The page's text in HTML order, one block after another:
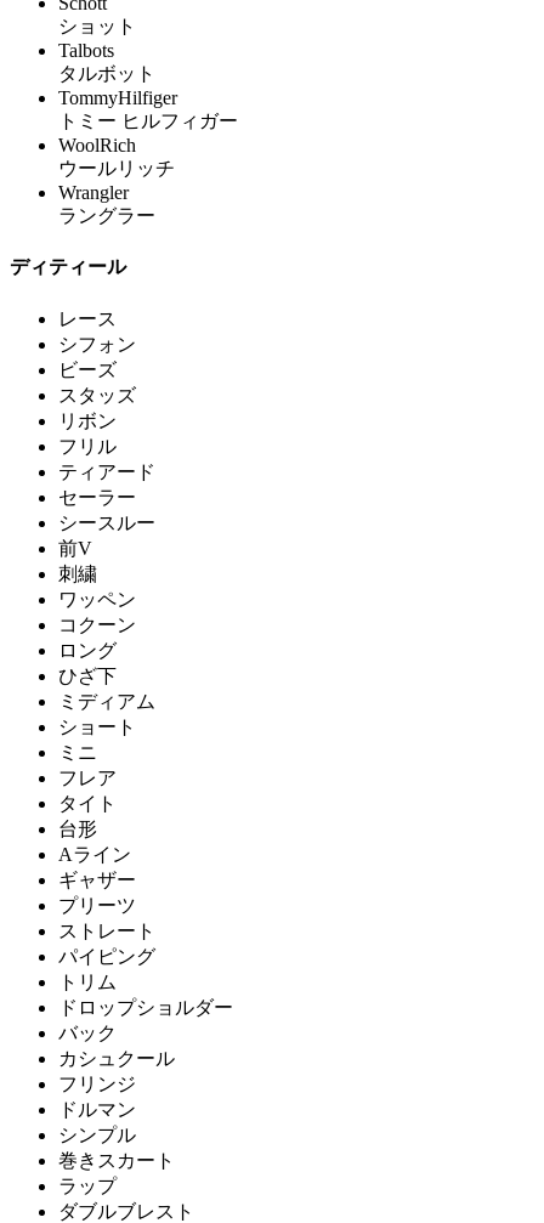
ショット
Talbots
タルボット
TommyHilfiger
トミー ヒルフィガー
WoolRich
ウールリッチ
Wrangler
ラングラー
ディティール
レース
シフォン
ビーズ
スタッズ
リボン
フリル
ティアード
セーラー
シースルー
前V
刺繍
ワッペン
コクーン
ロング
ひざ下
ミディアム
ショート
ミニ
フレア
タイト
台形
Aライン
ギャザー
プリーツ
ストレート
パイピング
トリム
ドロップショルダー
バック
カシュクール
フリンジ
ドルマン
シンプル
巻きスカート
ラップ
ダブルブレスト